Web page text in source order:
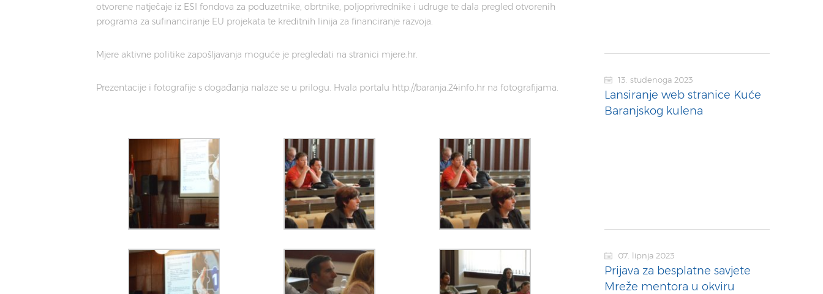
otvorene natječaje iz ESI fondova za poduzetnike, obrtnike, poljoprivrednike i udruge te dala pregled otvorenih
programa za sufinanciranje EU projekata te kreditnih linija za financiranje razvoja.
Mjere aktivne politike zapošljavanja moguće je pregledati na stranici mjere.hr.
Prezentacije i fotografije s događanja nalaze se u prilogu. Hvala portalu http://baranja.24info.hr na fotografijama.
13. studenoga 2023
Lansiranje web stranice Kuće
Baranjskog kulena
07. lipnja 2023
Prijava za besplatne savjete
Mreže mentora u okviru